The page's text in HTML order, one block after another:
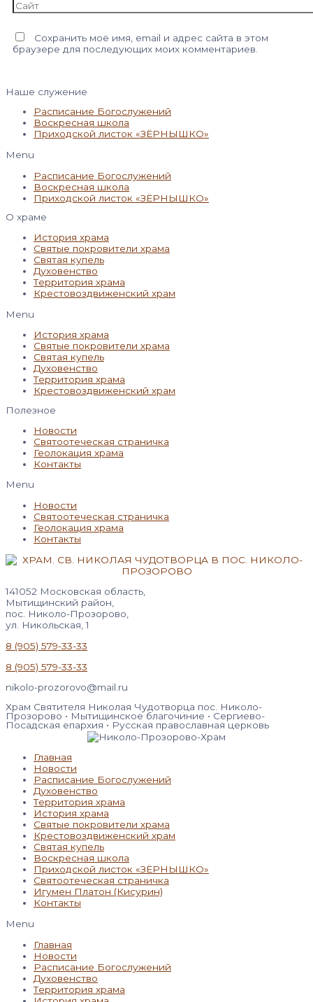
Сайт
Сохранить моё имя, email и адрес сайта в этом
браузере для последующих моих комментариев.
Наше служение
Расписание Богослужений
Воскресная школа
Приходской листок «ЗЁРНЫШКО»
Menu
Расписание Богослужений
Воскресная школа
Приходской листок «ЗЁРНЫШКО»
О храме
История храма
Святые покровители храма
Святая купель
Духовенство
Территория храма
Крестовоздвиженский храм
Menu
История храма
Святые покровители храма
Святая купель
Духовенство
Территория храма
Крестовоздвиженский храм
Полезное
Новости
Святоотеческая страничка
Геолокация храма
Контакты
Menu
Новости
Святоотеческая страничка
Геолокация храма
Контакты
141052 Московская область,
Мытищинский район,
пос. Николо-Прозорово,
ул. Никольская, 1
8 (905) 579-33-33
8 (905) 579-33-33
nikolo-prozorovo@mail.ru
Храм Святителя Николая Чудотворца пос. Николо-
Прозорово • Мытищинское благочиние • Сергиево-
Посадская епархия • Русская православная церковь
Главная
Новости
Расписание Богослужений
Духовенство
Территория храма
История храма
Святые покровители храма
Крестовоздвиженский храм
Святая купель
Воскресная школа
Приходской листок «ЗЁРНЫШКО»
Святоотеческая страничка
Игумен Платон (Кисурин)
Контакты
Menu
Главная
Новости
Расписание Богослужений
Духовенство
Территория храма